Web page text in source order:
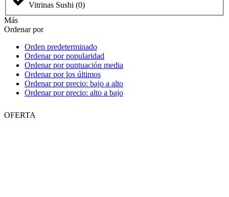
Vitrinas Sushi (0)
Más
Ordenar por
Orden predeterminado
Ordenar por popularidad
Ordenar por puntuación media
Ordenar por los últimos
Ordenar por precio: bajo a alto
Ordenar por precio: alto a bajo
OFERTA